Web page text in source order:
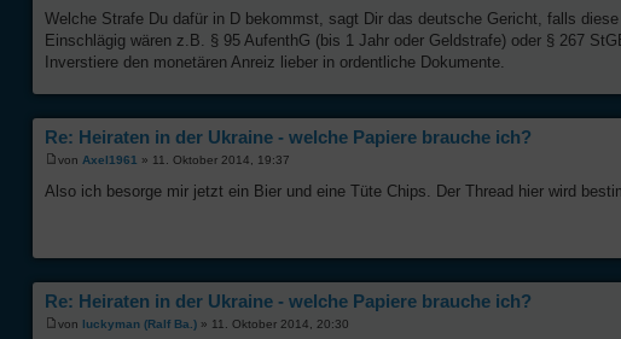
Welche Strafe Du dafür in D bekommst, sagt Dir das deutsche Gericht, falls diese
Einschlägig wären z.B. § 95 AufenthG (bis 1 Jahr oder Geldstrafe) oder § 267
Inverstiere den monetären Anreiz lieber in ordentliche Dokumente.
Re: Heiraten in der Ukraine - welche Papiere brauche ich?
von Axel1961 » 11. Oktober 2014, 19:37
Also ich besorge mir jetzt ein Bier und eine Tüte Chips. Der Thread hier wird
Re: Heiraten in der Ukraine - welche Papiere brauche ich?
von luckyman (Ralf Ba.) » 11. Oktober 2014, 20:30